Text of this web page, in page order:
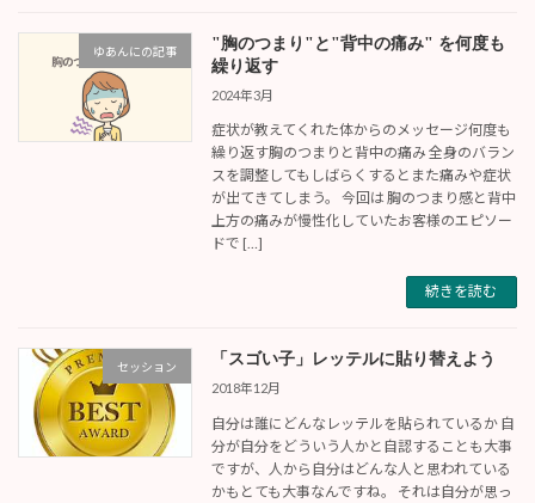
ゆあんにの記事
"胸のつまり"と"背中の痛み" を何度も
繰り返す
2024年3月
症状が教えてくれた体からのメッセージ何度も
繰り返す胸のつまりと背中の痛み 全身のバラン
スを調整してもしばらくするとまた痛みや症状
が出てきてしまう。 今回は 胸のつまり感と背中
上方の痛みが慢性化していたお客様のエピソー
ドで […]
続きを読む
セッション 「スゴい子」レッテルに貼り替えよう
2018年12月
自分は誰にどんなレッテルを貼られているか 自
分が自分をどういう人かと自認することも大事
ですが、人から自分はどんな人と思われている
かもとても大事なんですね。 それは自分が思っ